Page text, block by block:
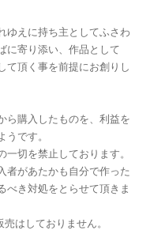
ゆえに持ち主としてふさわ
に寄り添い、作品として
て頂く事を前提にお創りし
ら購入したものを、利益を
です。
切を禁止しております。
者があたかも自分で作った
べき対処をとらせて頂きま
はしておりません。